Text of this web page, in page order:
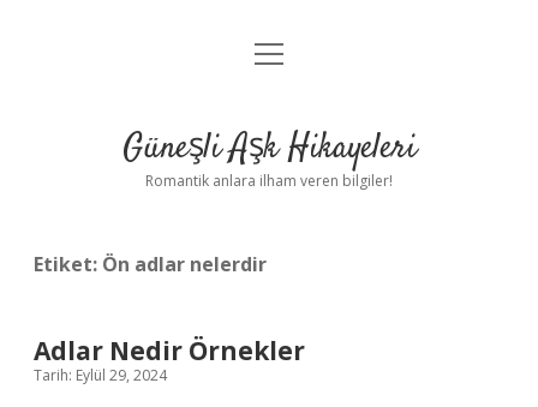
Anasayfa
Yasal Uyarı
menüyü
Güneşli Aşk Hikayeleri
Romantik anlara ilham veren bilgiler!
Etiket: Ön adlar nelerdir
Adlar Nedir Örnekler
Tarih: Eylül 29, 2024